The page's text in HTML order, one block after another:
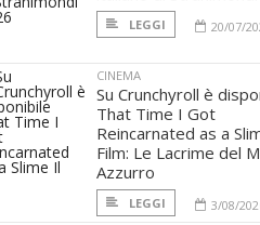
LEGGI 20/07/
CINEMA
Su Crunchyroll è
That Time I Got
Reincarnated as a
Film: Le Lacrime del
Azzurro
LEGGI
3/08/